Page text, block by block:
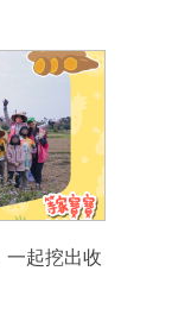
一起挖出收